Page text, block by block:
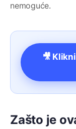
nemoguće.
🎥
Zašto je